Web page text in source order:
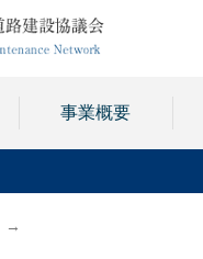
事業概要
→